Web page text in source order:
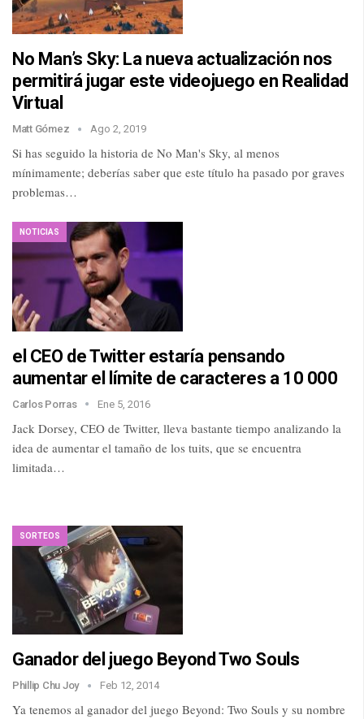
No Man’s Sky: La nueva actualización nos
permitirá jugar este videojuego en Realidad
Virtual
Matt Gómez Ago 2, 2019
Si has seguido la historia de No Man's Sky, al menos
mínimamente; deberías saber que este título ha pasado por graves
problemas…
NOTICIAS
el CEO de Twitter estaría pensando
aumentar el límite de caracteres a 10 000
Carlos Porras Ene 5, 2016
Jack Dorsey, CEO de Twitter, lleva bastante tiempo analizando la
idea de aumentar el tamaño de los tuits, que se encuentra
limitada…
SORTEOS
Ganador del juego Beyond Two Souls
Phillip Chu Joy Feb 12, 2014
Ya tenemos al ganador del juego Beyond: Two Souls y su nombre